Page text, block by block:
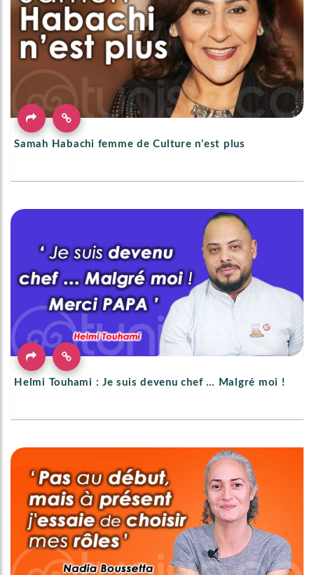
Samah Habachi femme de Culture n’est plus
Helmi Touhami : Je suis devenu chef … Malgré moi !